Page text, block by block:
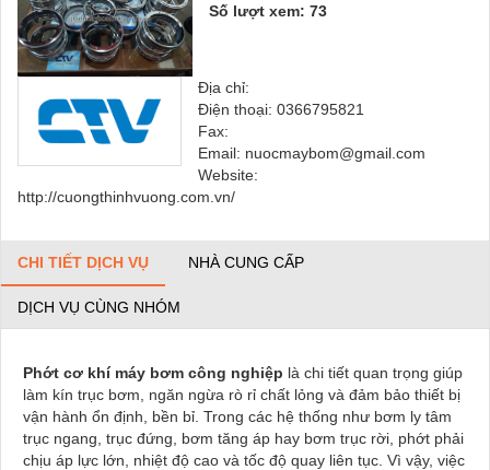
Số lượt xem: 73
Địa chỉ:
Điện thoại: 0366795821
Fax:
Email: nuocmaybom@gmail.com
Website:
http://cuongthinhvuong.com.vn/
CHI TIẾT DỊCH VỤ NHÀ CUNG CẤP
DỊCH VỤ CÙNG NHÓM
Phớt cơ khí máy bơm công nghiệp là chi tiết quan trọng giúp
làm kín trục bơm, ngăn ngừa rò rỉ chất lỏng và đảm bảo thiết bị
vận hành ổn định, bền bỉ. Trong các hệ thống như bơm ly tâm
trục ngang, trục đứng, bơm tăng áp hay bơm trục rời, phớt phải
chịu áp lực lớn, nhiệt độ cao và tốc độ quay liên tục. Vì vậy, việc